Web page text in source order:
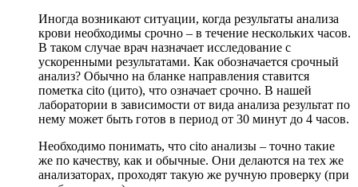
Иногда возникают ситуации, когда результаты анализа
крови необходимы срочно – в течение нескольких часов.
В таком случае врач назначает исследование с
ускоренными результатами. Как обозначается срочный
анализ? Обычно на бланке направления ставится
пометка cito (цито), что означает срочно. В нашей
лаборатории в зависимости от вида анализа результат по
нему может быть готов в период от 30 минут до 4 часов.
Необходимо понимать, что cito анализы – точно такие
же по качеству, как и обычные. Они делаются на тех же
анализаторах, проходят такую же ручную проверку (при